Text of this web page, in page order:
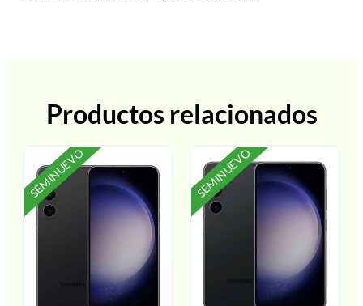
Productos relacionados
SEMINUEVO SEMINUEVO